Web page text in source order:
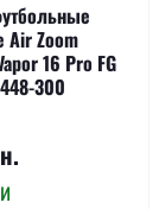
Air Zoom
16 Pro FG
300